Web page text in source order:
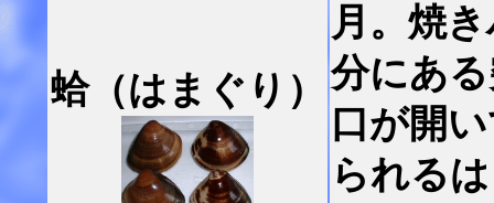
蛤（はまぐり）
月。焼
分にあ
口が開
られる